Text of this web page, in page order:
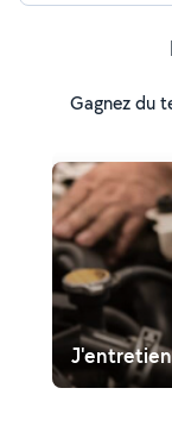
Gagnez du